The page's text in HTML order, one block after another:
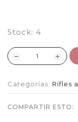
Stock: 4
Categorías: Rifles
COMPARTIR ESTO: